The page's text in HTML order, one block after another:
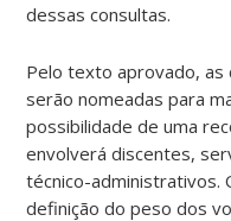
dessas consultas.
Pelo texto aprovado, as
serão nomeadas para
possibilidade de uma
envolverá discentes,
técnico-administrativos.
definição do peso dos